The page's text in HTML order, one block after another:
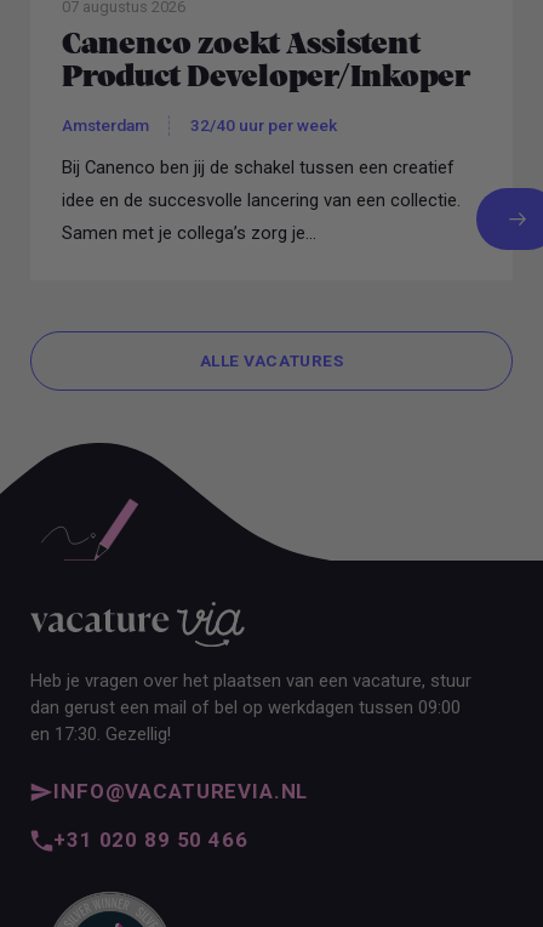
07 augustus 2026
Canenco zoekt Assistent
Product Developer/Inkoper
Amsterdam 32/40 uur per week
Bij Canenco ben jij de schakel tussen een creatief
idee en de succesvolle lancering van een collectie.
Samen met je collega’s zorg je...
ALLE VACATURES
Heb je vragen over het plaatsen van een vacature, stuur
dan gerust een mail of bel op werkdagen tussen 09:00
en 17:30. Gezellig!
INFO@VACATUREVIA.NL
+31 020 89 50 466